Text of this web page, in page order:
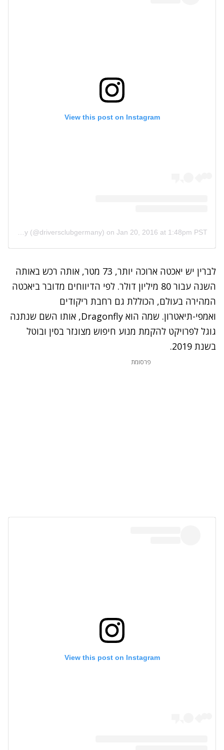
View this post on Instagram
on Jan 20, 2016 at 1:48pm PST
לברין יש יאכטה ארוכה יותר, 73 מטר, אותה רכש באותה
השנה עבור 80 מיליון דולר. לפי הדיווחים מדובר ביאכטה
המהירה בעולם, הכוללת גם רחבת ריקודים
ואמפי-תיאטרון. שמה הוא Dragonfly, אותו השם שנתנה
גוגל לפרויקט להקמת מנוע חיפוש מצונזר בסין ובוטל
בשנת 2019.
פרסומת
View this post on Instagram